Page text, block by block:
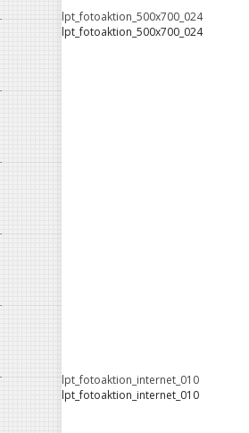
lpt_fotoaktion_500x700_024
lpt_fotoaktion_500x700_024
lpt_fotoaktion_internet_010
lpt_fotoaktion_internet_010